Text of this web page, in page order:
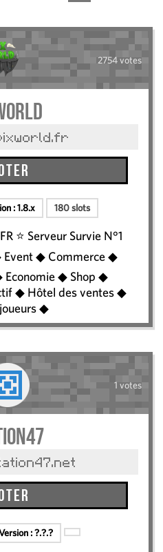
2754 votes
:1.8.x 180 slots
⭐ Serveur Survie N°1
Event ◆ Commerce ◆
Economie ◆ Shop ◆
◆ Hôtel des ventes ◆
◆
1 votes
:?.?.?